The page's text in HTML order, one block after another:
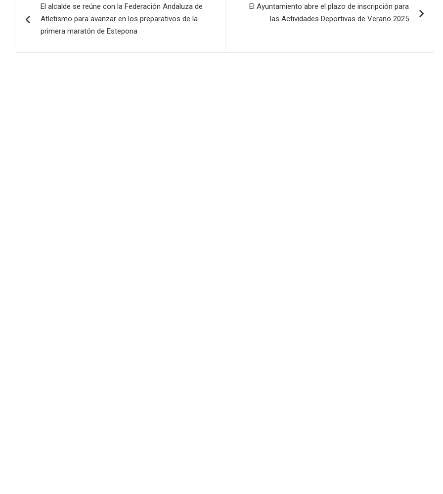
de
entradas
El alcalde se reúne con la Federación Andaluza de
Atletismo para avanzar en los preparativos de la
primera maratón de Estepona
El Ayuntamiento abre el plazo de inscripción para
las Actividades Deportivas de Verano 2025